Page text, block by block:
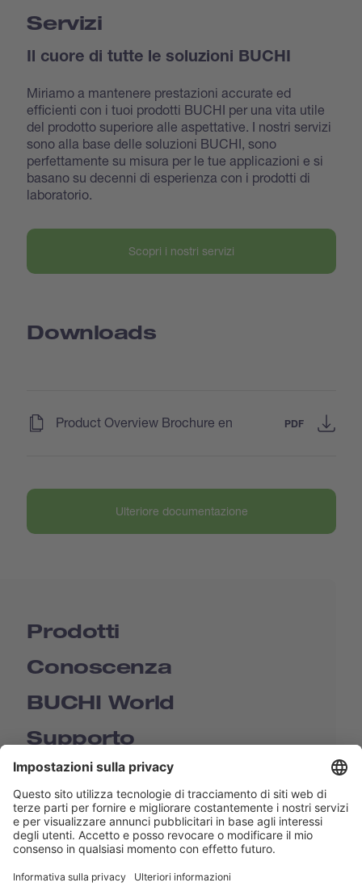
Servizi
Il cuore di tutte le soluzioni BUCHI
Miriamo a mantenere prestazioni accurate ed
efficienti con i tuoi prodotti BUCHI per una vita utile
del prodotto superiore alle aspettative. I nostri servizi
sono alla base delle soluzioni BUCHI, sono
perfettamente su misura per le tue applicazioni e si
basano su decenni di esperienza con i prodotti di
laboratorio.
Scopri i nostri servizi
Downloads
Product Overview Brochure en PDF
Ulteriore documentazione
Prodotti
Conoscenza
BUCHI World
Supporto
Shop
Contact us